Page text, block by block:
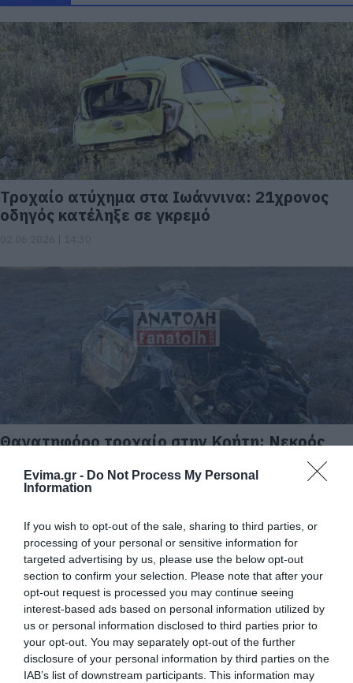
Evima.gr - Do Not Process My Personal
Information
If you wish to opt-out of the sale, sharing to third parties, or
processing of your personal or sensitive information for
targeted advertising by us, please use the below opt-out
section to confirm your selection. Please note that after your
opt-out request is processed you may continue seeing
interest-based ads based on personal information utilized by
us or personal information disclosed to third parties prior to
your opt-out. You may separately opt-out of the further
disclosure of your personal information by third parties on the
IAB’s list of downstream participants. This information may
Τροχαίο ατύχημα στα Ιωάννινα: 21χρονος
οδηγός κατέληξε σε γκρεμό
Θανατηφόρο τροχαίο στην Κρήτη: Νεκρός
27.10.2025 | 13:30